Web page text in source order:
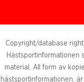
Copyright/database
Hästsportinformationen
material. All form av
hästsportinformationen,